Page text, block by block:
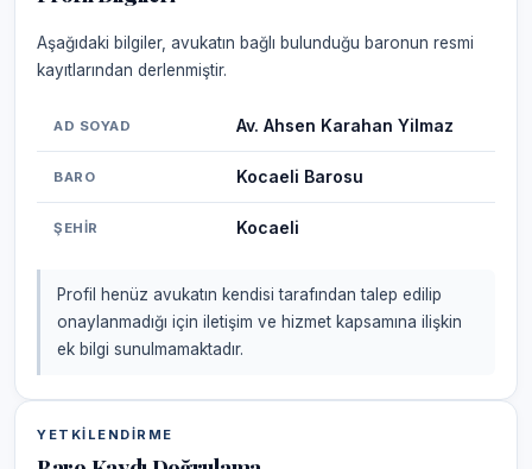
Aşağıdaki bilgiler, avukatın bağlı bulunduğu baronun resmi
kayıtlarından derlenmiştir.
AD SOYAD Av. Ahsen Karahan Yilmaz
BARO Kocaeli Barosu
ŞEHIR Kocaeli
Profil henüz avukatın kendisi tarafından talep edilip
onaylanmadığı için iletişim ve hizmet kapsamına ilişkin
ek bilgi sunulmamaktadır.
YETKILENDIRME